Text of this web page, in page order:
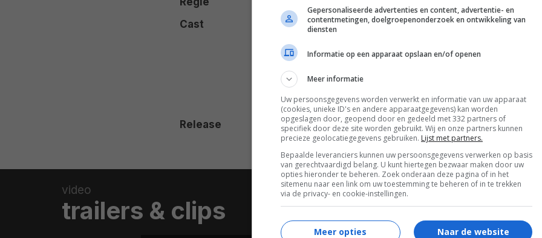
Cast
Gabrielle Carteris,Alexandra Paul,Mark
Barry Blake,Peter Michael Dillon,Dean
Hagopian
Sophie Gendron
Clelford,Millie Tresierra,Thelma Farmer.
Release
17.10.2005
video
trailers & clips
Gepersonaliseerde advertenties en content, advertentie- en
contentmetingen, doelgroepenonderzoek en ontwikkeling van
diensten
Informatie op een apparaat opslaan en/of openen
Meer informatie
Uw persoonsgegevens worden verwerkt en informatie van uw apparaat
(cookies, unieke ID's en andere apparaatgegevens) kan worden
opgeslagen door, geopend door en gedeeld met 332 partners of
specifiek door deze site worden gebruikt. Wij en onze partners kunnen
precieze geolocatiegegevens gebruiken. Lijst met partners.
Bepaalde leveranciers kunnen uw persoonsgegevens verwerken op basis
van gerechtvaardigd belang. U kunt hiertegen bezwaar maken door uw
opties hieronder te beheren. Zoek onderaan deze pagina of in het
sitemenu naar een link om uw toestemming te beheren of in te trekken
via de privacy- en cookie-instellingen.
Naar de website
Meer opties